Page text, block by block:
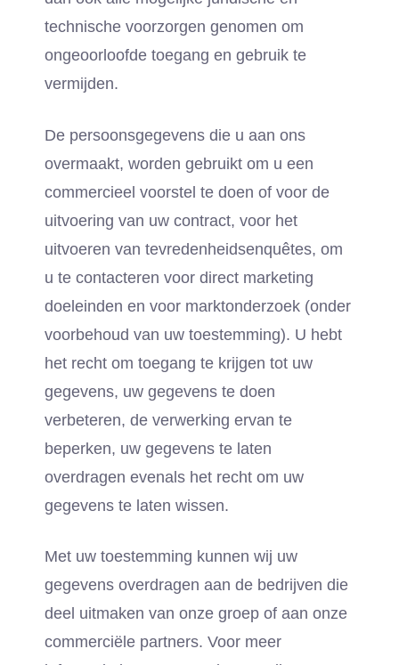
technische voorzorgen genomen om
ongeoorloofde toegang en gebruik te
vermijden.
De persoonsgegevens die u aan ons
overmaakt, worden gebruikt om u een
commercieel voorstel te doen of voor de
uitvoering van uw contract, voor het
uitvoeren van tevredenheidsenquêtes, om
u te contacteren voor direct marketing
doeleinden en voor marktonderzoek (onder
voorbehoud van uw toestemming). U hebt
het recht om toegang te krijgen tot uw
gegevens, uw gegevens te doen
verbeteren, de verwerking ervan te
beperken, uw gegevens te laten
overdragen evenals het recht om uw
gegevens te laten wissen.
Met uw toestemming kunnen wij uw
gegevens overdragen aan de bedrijven die
deel uitmaken van onze groep of aan onze
commerciële partners. Voor meer